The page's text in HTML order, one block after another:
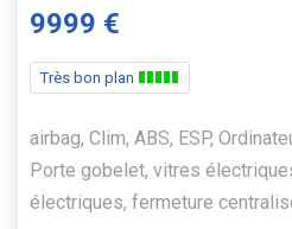
9999 €
Très bon plan
airbag, Clim, ABS, ESP,
Porte gobelet, vitres
électriques, fermeture